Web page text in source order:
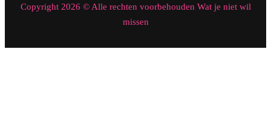
Copyright 2026 © Alle rechten voorbehouden Wat je niet wil
missen